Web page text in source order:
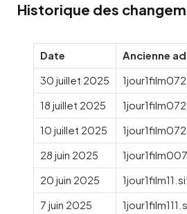
Historique des
Date Ancienne
30 juillet 2025
18 juillet 2025
10 juillet 2025
28 juin 2025
20 juin 2025
7 juin 2025